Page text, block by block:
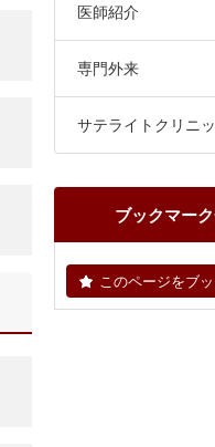
医師紹介
専門外来
サテライトクリニ
ブックマー
このページをブ